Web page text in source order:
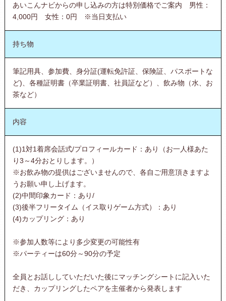
あいこんナビからの申し込みの方は特別価格でご案内 男性：
4,000円 女性：0円 ※当日支払い
持ち物
筆記用具、参加費、身分証(運転免許証、保険証、パスポートな
ど)、各種証明書（卒業証明書、社員証など）、飲み物（水、お
茶など）
内容
(1)1対1着席会話式/プロフィールカード：あり（お一人様あた
り3～4分おとりします。）
※お飲み物の提供はございませんので、各自ご用意頂きますよ
うお願い申し上げます。
(2)中間印象カード：あり/
(3)後半フリータイム（イス取りゲーム方式）：あり
(4)カップリング：あり
※参加人数等により多少変更の可能性有
※パーティーは60分～90分の予定
全員とお話ししていただいた後にマッチングシートに記入いた
だき、カップリングしたペアを主催者から発表します